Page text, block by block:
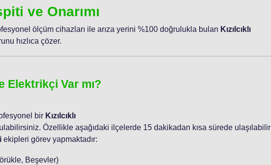
ve Onarımı
ölçüm cihazları ile arıza yerini %100 doğrulukla bulan Kızılcıklı
hızlıca çözer.
Elektrikçi Var mı?
bir Kızılcıklı
Özellikle aşağıdaki ilçelerde 15 dakikadan kısa sürede ulaşılabilir
ekipleri görev yapmaktadır:
Beşevler)